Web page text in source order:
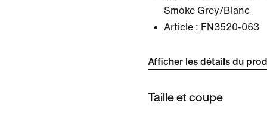
Smoke Grey/Blanc
Article : FN3520-063
Afficher les détails du
Taille et coupe